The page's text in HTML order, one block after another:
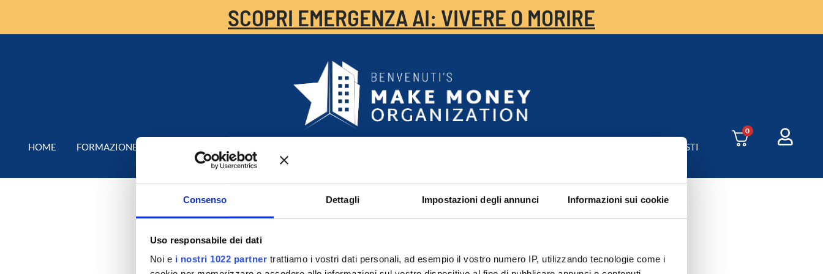
Consenso Dettagli Impostazioni degli annunci Informazioni sui cookie
Uso responsabile dei dati
Noi e i nostri 1022 partner trattiamo i vostri dati personali, ad esempio il vostro numero IP, utilizzando tecnologie come i
SCOPRI EMERGENZA AI: VIVERE O MORIRE
HOME FORMAZIONE AREA CORSISTI
0
Webinar in Italia